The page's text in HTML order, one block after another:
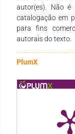
autor(es). Não é
catalogação em
para fins
autorais do texto.
PlumX